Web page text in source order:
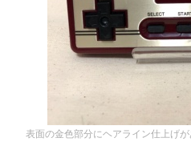
表面の金色部分にヘアライン仕上げ